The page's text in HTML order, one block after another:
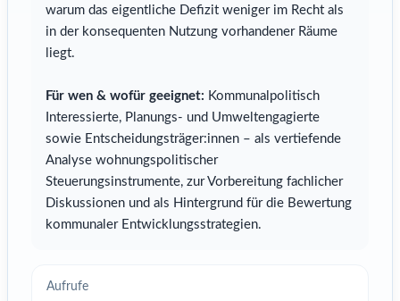
warum das eigentliche Defizit weniger im Recht als
in der konsequenten Nutzung vorhandener Räume
liegt.
Für wen & wofür geeignet: Kommunalpolitisch
Interessierte, Planungs- und Umweltengagierte
sowie Entscheidungsträger:innen – als vertiefende
Analyse wohnungspolitischer
Steuerungsinstrumente, zur Vorbereitung fachlicher
Diskussionen und als Hintergrund für die Bewertung
kommunaler Entwicklungsstrategien.
Aufrufe